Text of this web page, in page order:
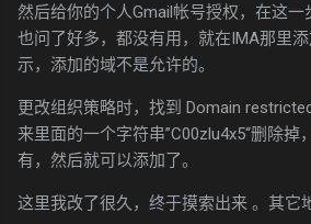
然后给你的个人Gmail帐号授权，在这一
也问了好多，都没有用，就在IMA那里
示，添加的域不是允许的。
更改组织策略时，找到 Domain
来里面的一个字符串”C00zlu4x5“删除掉
有，然后就可以添加了。
这里我改了很久，终于摸索出来 。其它